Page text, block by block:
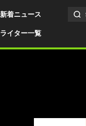
ライター一覧
新着ニュース